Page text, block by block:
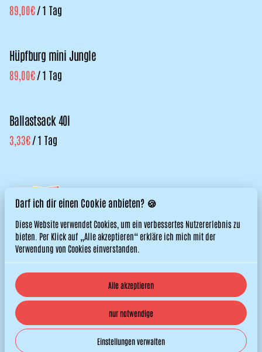
/
Hüpfburg mini Jungle
/
Ballastsack 40l
/
© 2026 Titos Hüpfburgen. All right reserved. |Datenschutzerklärung
|
Impressum
AGB
Darf ich dir einen Cookie anbieten? 🍪
Diese Website verwendet Cookies, um ein verbessertes Nutzererlebnis zu
bieten. Per Klick auf „Alle akzeptieren“ erkläre ich mich mit der
Verwendung von Cookies einverstanden.
Alle akzeptieren
nur notwendige
Einstellungen verwalten